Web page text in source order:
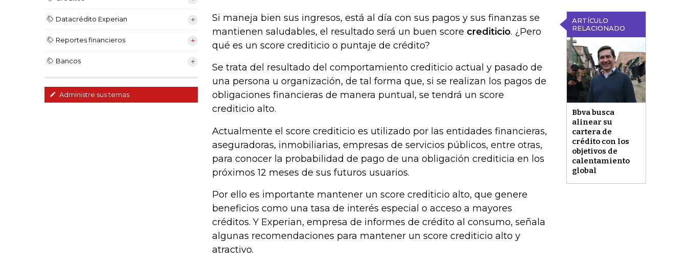
Datacrédito Experian
Reportes financieros
Bancos
Administre sus temas
ARTÍCULO
RELACIONADO
Bbva busca
alinear su
cartera de
crédito con los
objetivos de
calentamiento
global
Si maneja bien sus ingresos, está al día con sus pagos y sus finanzas se
mantienen saludables, el resultado será un buen score crediticio. ¿Pero
qué es un score crediticio o puntaje de crédito?
Se trata del resultado del comportamiento crediticio actual y pasado de
una persona u organización, de tal forma que, si se realizan los pagos de
obligaciones financieras de manera puntual, se tendrá un score
crediticio alto.
Actualmente el score crediticio es utilizado por las entidades financieras,
aseguradoras, inmobiliarias, empresas de servicios públicos, entre otras,
para conocer la probabilidad de pago de una obligación crediticia en los
próximos 12 meses de sus futuros usuarios.
Por ello es importante mantener un score crediticio alto, que genere
beneficios como una tasa de interés especial o acceso a mayores
créditos. Y Experian, empresa de informes de crédito al consumo, señala
algunas recomendaciones para mantener un score crediticio alto y
atractivo.